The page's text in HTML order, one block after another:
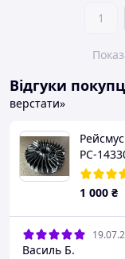
1
Відгуки
верстати»
РС-
1 000 ₴
Василь Б.